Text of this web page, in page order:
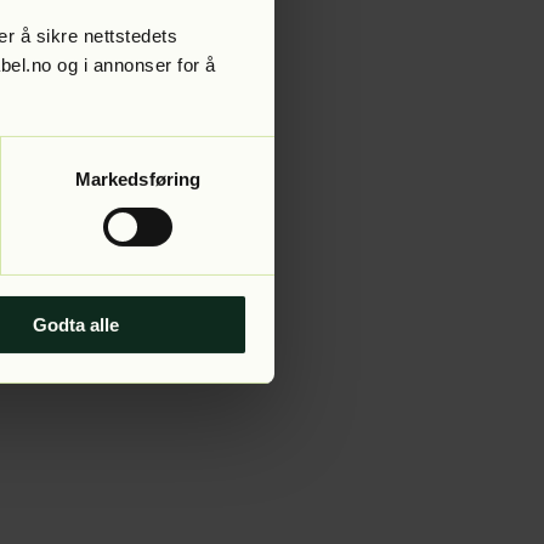
å sikre nettstedets
og i annonser for å
Markedsføring
Godta alle